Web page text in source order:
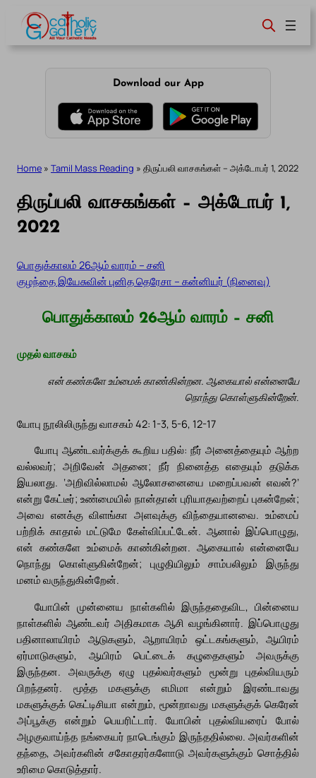
content
Download our App
Home » Tamil Mass Reading » திருப்பலி வாசகங்கள் – அக்டோபர் 1, 2022
திருப்பலி வாசகங்கள் – அக்டோபர் 1,
2022
பொதுக்காலம் 26ஆம் வாரம் – சனி
குழந்தை இயேசுவின் புனித தெரேசா – கன்னியர் (நினைவு)
பொதுக்காலம் 26ஆம் வாரம் – சனி
முதல் வாசகம்
என் கண்களே உம்மைக் காண்கின்றன. ஆகையால் என்னையே
நொந்து கொள்ளுகின்றேன்.
யோபு நூலிலிருந்து வாசகம் 42: 1-3, 5-6, 12-17
யோபு ஆண்டவர்க்குக் கூறிய பதில்: நீர் அனைத்தையும் ஆற்ற
வல்லவர்; அறிவேன் அதனை; நீர் நினைத்த எதையும் தடுக்க
இயலாது. ‘அறிவில்லாமல் ஆலோசனையை மறைப்பவன் எவன்?’
என்று கேட்டீர்; உண்மையில் நான்தான் புரியாதவற்றைப் புகன்றேன்;
அவை எனக்கு விளங்கா அளவுக்கு விந்தையானவை. உம்மைப்
பற்றிக் காதால் மட்டுமே கேள்விப்பட்டேன். ஆனால் இப்பொழுது,
என் கண்களே உம்மைக் காண்கின்றன. ஆகையால் என்னையே
நொந்து கொள்ளுகின்றேன்; புழுதியிலும் சாம்பலிலும் இருந்து
மனம் வருந்துகின்றேன்.
யோபின் முன்னைய நாள்களில் இருந்ததைவிட, பின்னைய
நாள்களில் ஆண்டவர் அதிகமாக ஆசி வழங்கினார். இப்பொழுது
பதினாலாயிரம் ஆடுகளும், ஆறாயிரம் ஒட்டகங்களும், ஆயிரம்
ஏர்மாடுகளும், ஆயிரம் பெட்டைக் கழுதைகளும் அவருக்கு
இருந்தன. அவருக்கு ஏழு புதல்வர்களும் மூன்று புதல்வியரும்
பிறந்தனர். மூத்த மகளுக்கு எமிமா என்றும் இரண்டாவது
மகளுக்குக் கெட்டிசியா என்றும், மூன்றாவது மகளுக்குக் கெரேன்
அப்பூக்கு என்றும் பெயரிட்டார். யோபின் புதல்வியரைப் போல்
அழகுவாய்ந்த நங்கையர் நாடெங்கும் இருந்ததில்லை. அவர்களின்
தந்தை, அவர்களின் சகோதரர்களோடு அவர்களுக்கும் சொத்தில்
உரிமை கொடுத்தார்.